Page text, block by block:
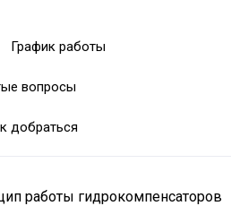
График работы
вопросы
добраться
работы гидрокомпенсаторов